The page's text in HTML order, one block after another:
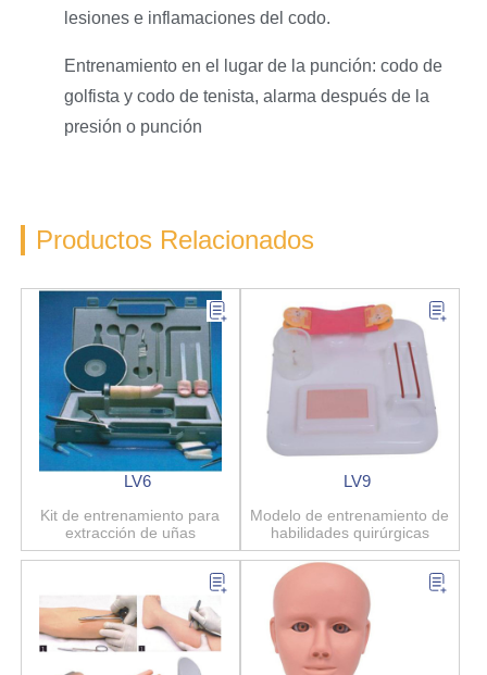
lesiones e inflamaciones del codo.
Entrenamiento en el lugar de la punción: codo de
golfista y codo de tenista, alarma después de la
presión o punción
Productos Relacionados
LV6
Kit de entrenamiento para
extracción de uñas
LV9
Modelo de entrenamiento de
habilidades quirúrgicas